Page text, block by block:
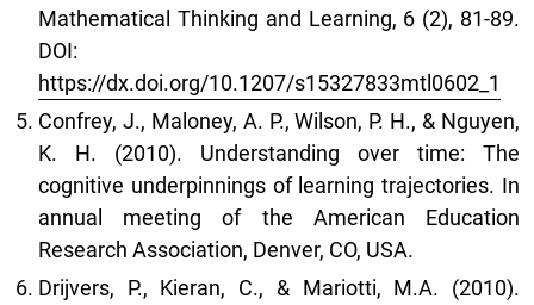
Mathematical Thinking and Learning, 6 (2), 81-89.
DOI:
https://dx.doi.org/10.1207/s15327833mtl0602_1
Confrey, J., Maloney, A. P., Wilson, P. H., & Nguyen,
K. H. (2010). Understanding over time: The
cognitive underpinnings of learning trajectories. In
annual meeting of the American Education
Research Association, Denver, CO, USA.
Drijvers, P., Kieran, C., & Mariotti, M.A. (2010).